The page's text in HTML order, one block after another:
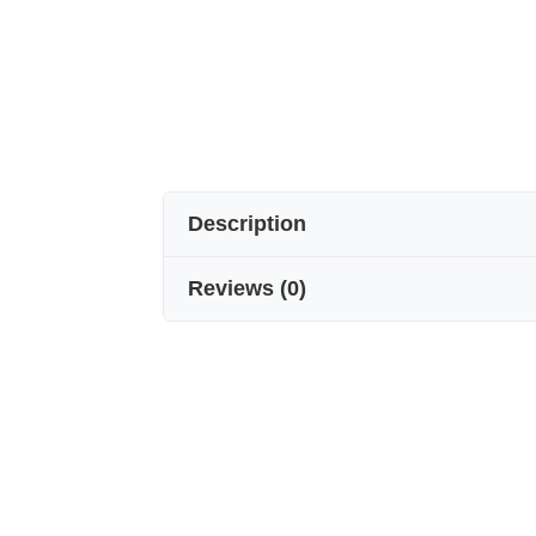
Description
İPEK ERKEK CEP MENDİLİ
Reviews (0)